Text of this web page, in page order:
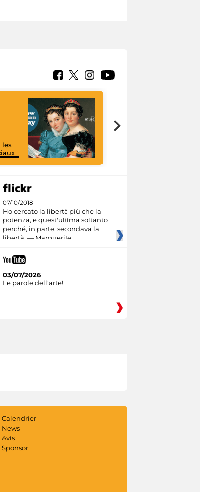
les
07/10/2018
Ho cercato la libertà più che la
potenza, e quest'ultima soltanto
perché, in parte, secondava la
libertà. — Marguerite
03/07/2026
Le parole dell'arte!
Calendrier
News
Avis
Sponsor